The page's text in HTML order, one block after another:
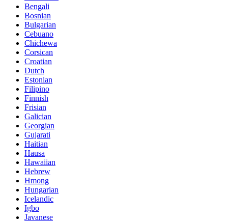
Bengali
Bosnian
Bulgarian
Cebuano
Chichewa
Corsican
Croatian
Dutch
Estonian
Filipino
Finnish
Frisian
Galician
Georgian
Gujarati
Haitian
Hausa
Hawaiian
Hebrew
Hmong
Hungarian
Icelandic
Igbo
Javanese